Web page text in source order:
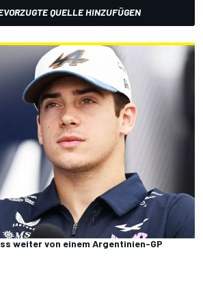
QUELLE HINZUFÜGEN
weiter von einem Argentinien-GP